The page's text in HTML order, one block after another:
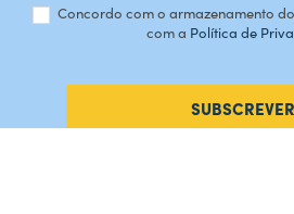
Concordo com o armazenamento
com a Política de
SUBSCREVER